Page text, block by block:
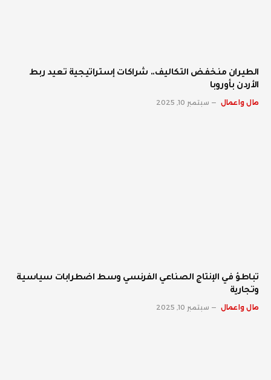
الطيران منخفض التكاليف.. شراكات إستراتيجية تعيد ربط
الأردن بأوروبا
مال واعمال سبتمبر 10, 2025
تباطؤ في الإنتاج الصناعي الفرنسي وسط اضطرابات سياسية
وتجارية
مال واعمال سبتمبر 10, 2025